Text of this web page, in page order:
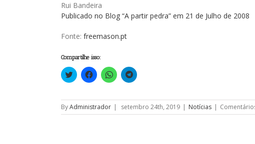
Rui Bandeira
Publicado no Blog “A partir pedra” em 21 de Julho de 2008
Fonte: freemason.pt
Compartilhe isso:
Clique
para
Twitter(abre
em
nova
Clique
para
Facebook(abre
em
nova
Clique
para
WhatsApp(abre
em
nova
Clique
para
Telegram(abre
em
nova
ByAdministrador | setembro 24th, 2019 | Notícias |